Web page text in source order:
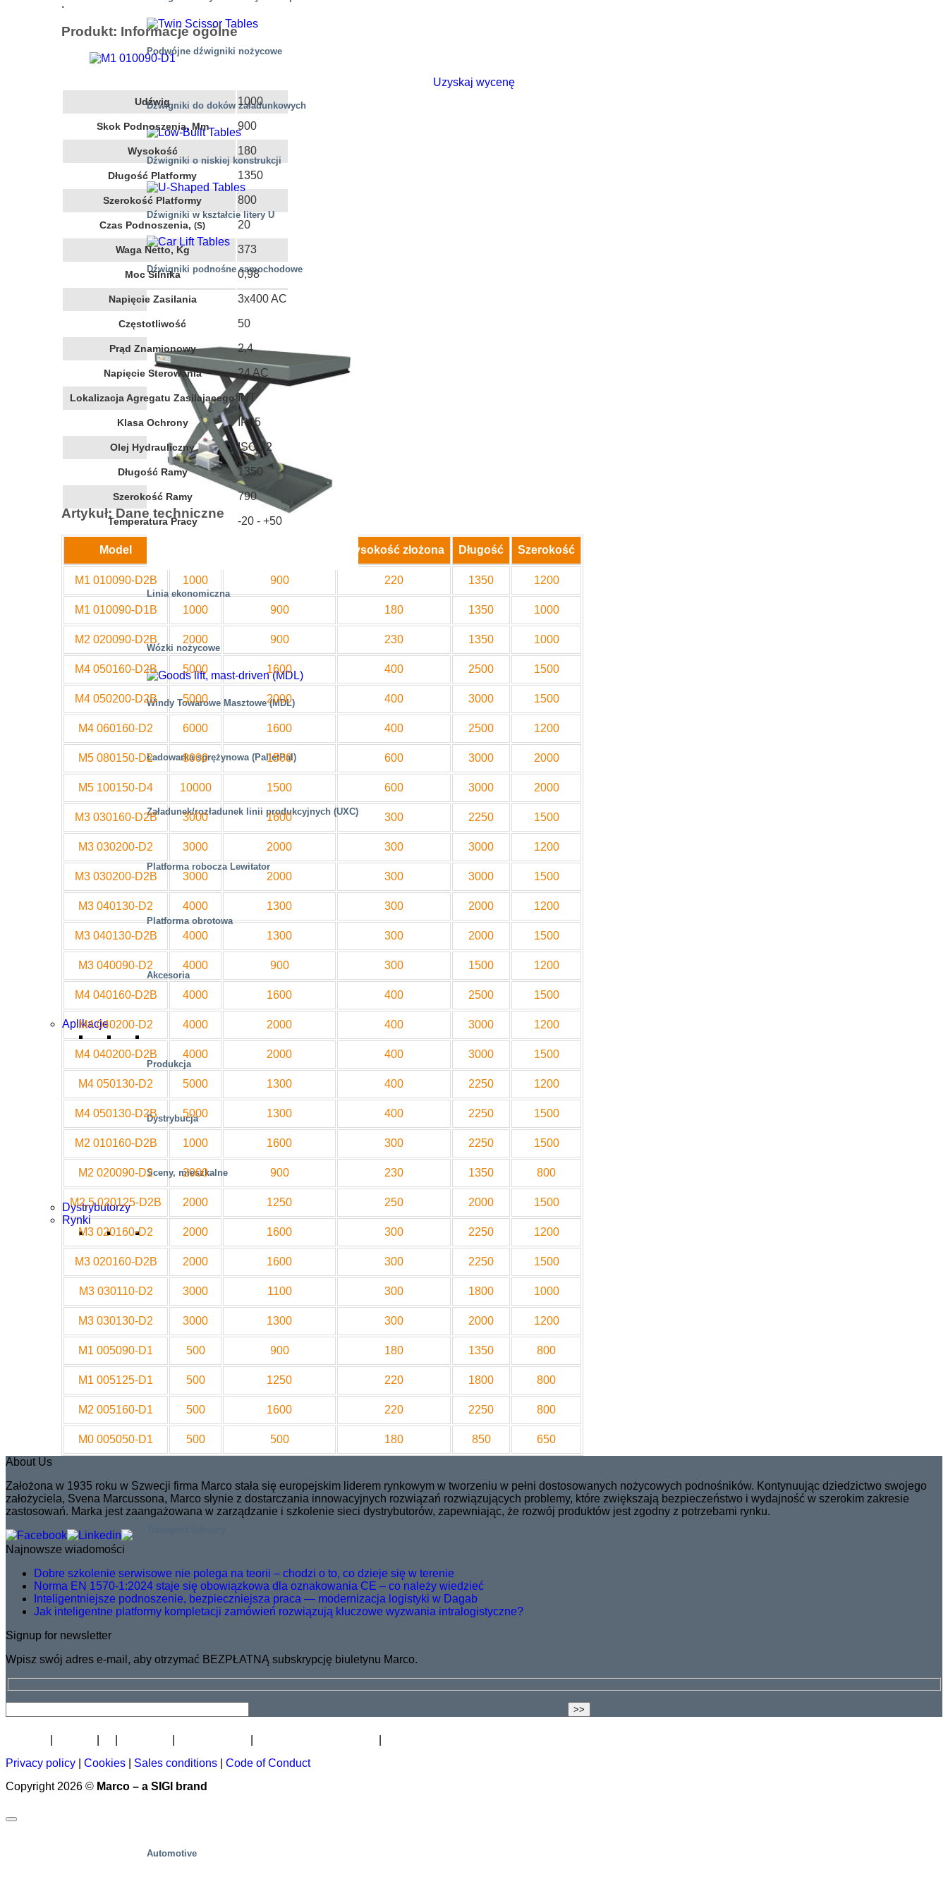
Podwójne dźwigniki nożycowe
Dźwigniki do doków załadunkowych
Dźwigniki o niskiej konstrukcji
Dźwigniki w kształcie litery U
Dźwigniki podnośne samochodowe
Linia ekonomiczna
Wózki nożycowe
Windy Towarowe Masztowe (MDL)
Ładowarka sprężynowa (PalletPal)
Załadunek/rozładunek linii produkcyjnych (UXC)
Platforma robocza Lewitator
Platforma obrotowa
Akcesoria
Aplikacje
Produkcja
Dystrybucja
Sceny, mieszkalne
Dystrybutorzy
Rynki
Automotive
.
Produkt: Informacje ogólne
Uzyskaj wycenę
Udźwig 1000
Skok Podnoszenia, Mm 900
Wysokość 180
Długość Platformy 1350
Szerokość Platformy 800
Czas Podnoszenia, (s) 20
Waga Netto, Kg 373
Moc Silnika 0,98
Napięcie Zasilania 3x400 AC
Częstotliwość 50
Prąd Znamionowy 2,4
Napięcie Sterowania 24 AC
Lokalizacja Agregatu Zasilającego INT
Klasa Ochrony IP55
Olej Hydrauliczny ISO 32
Długość Ramy 1350
Szerokość Ramy 790
Temperatura Pracy -20 - +50
Artykuł: Dane techniczne
Model Wysokość złożona Długość Szerokość
M1 010090-D2B 1000 900 220 1350 1200
M1 010090-D1B 1000 900 180 1350 1000
M2 020090-D2B 2000 900 230 1350 1000
M4 050160-D2B 5000 1600 400 2500 1500
M4 050200-D2B 5000 2000 400 3000 1500
M4 060160-D2 6000 1600 400 2500 1200
M5 080150-D2 8000 1500 600 3000 2000
M5 100150-D4 10000 1500 600 3000 2000
M3 030160-D2B 3000 1600 300 2250 1500
M3 030200-D2 3000 2000 300 3000 1200
M3 030200-D2B 3000 2000 300 3000 1500
M3 040130-D2 4000 1300 300 2000 1200
M3 040130-D2B 4000 1300 300 2000 1500
M3 040090-D2 4000 900 300 1500 1200
M4 040160-D2B 4000 1600 400 2500 1500
M4 040200-D2 4000 2000 400 3000 1200
M4 040200-D2B 4000 2000 400 3000 1500
M4 050130-D2 5000 1300 400 2250 1200
M4 050130-D2B 5000 1300 400 2250 1500
M2 010160-D2B 1000 1600 300 2250 1500
M2 020090-D2 2000 900 230 1350 800
M2,5 020125-D2B 2000 1250 250 2000 1500
M3 020160-D2 2000 1600 300 2250 1200
M3 020160-D2B 2000 1600 300 2250 1500
M3 030110-D2 3000 1100 300 1800 1000
M3 030130-D2 3000 1300 300 2000 1200
M1 005090-D1 500 900 180 1350 800
M1 005125-D1 500 1250 220 1800 800
M2 005160-D1 500 1600 220 2250 800
M0 005050-D1 500 500 180 850
650
About Us
Założona w 1935 roku w Szwecji firma Marco stała się europejskim liderem rynkowym w tworzeniu w pełni dostosowanych nożycowych podnośników. Kontynuując dziedzictwo swojego
założyciela, Svena Marcussona, Marco słynie z dostarczania innowacyjnych rozwiązań rozwiązujących problemy, które zwiększają bezpieczeństwo i wydajność w szerokim zakresie
zastosowań. Marka jest zaangażowana w zarządzanie i szkolenie sieci dystrybutorów, zapewniając, że rozwój produktów jest zgodny z potrzebami rynku.
Najnowsze wiadomości
Dobre szkolenie serwisowe nie polega na teorii – chodzi o to, co dzieje się w terenie
Norma EN 1570-1:2024 staje się obowiązkowa dla oznakowania CE – co należy wiedzieć
Inteligentniejsze podnoszenie, bezpieczniejsza praca — modernizacja logistyki w Dagab
Jak inteligentne platformy kompletacji zamówień rozwiązują kluczowe wyzwania intralogistyczne?
Signup for newsletter
Wpisz swój adres e-mail, aby otrzymać BEZPŁATNĄ subskrypcję biuletynu Marco.
Privacy policy
Cookies Sales conditions
Code of Conduct
Copyright 2026 © Marco – a SIGI brand